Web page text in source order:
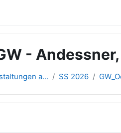
-
a... SS 2026